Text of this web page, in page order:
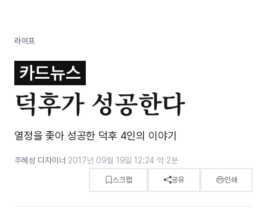
라이프
카드뉴스
덕후가 성공한다
열정을 좇아 성공한 덕후 4인의 이야기
주혜성 디자이너 ·2017년 09월 19일 12:24·약 2분
스크랩 공유 인쇄